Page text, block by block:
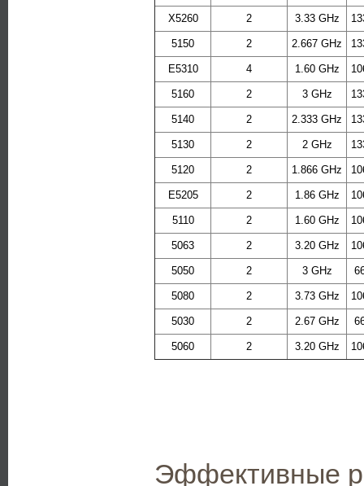
X5260 2 3.33 GHz
5150 2 2.667 GHz
E5310 4 1.60 GHz
5160 2 3 GHz
5140 2 2.333 GHz
5130 2 2 GHz
5120 2 1.866 GHz
E5205 2 1.86 GHz
5110 2 1.60 GHz
5063 2 3.20 GHz
5050 2 3 GHz
5080 2 3.73 GHz
5030 2 2.67 GHz
5060 2 3.20 GHz
Эффективные